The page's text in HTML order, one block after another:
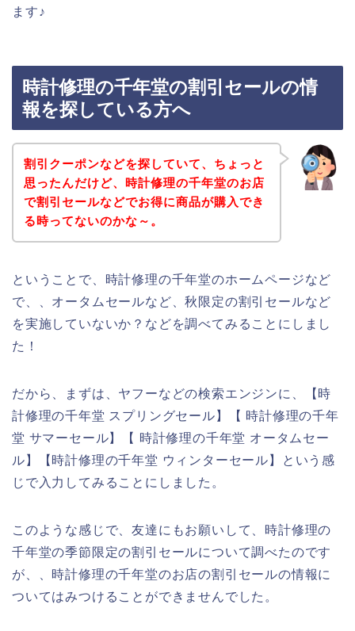
ます♪
時計修理の千年堂の割引セールの情
報を探している方へ
割引クーポンなどを探していて、ちょっと
思ったんだけど、時計修理の千年堂のお店
で割引セールなどでお得に商品が購入でき
る時ってないのかな～。
ということで、時計修理の千年堂のホームページなど
で、、オータムセールなど、秋限定の割引セールなど
を実施していないか？などを調べてみることにしまし
た！
だから、まずは、ヤフーなどの検索エンジンに、【時
計修理の千年堂 スプリングセール】【 時計修理の千年
堂 サマーセール】【 時計修理の千年堂 オータムセー
ル】【時計修理の千年堂 ウィンターセール】という感
じで入力してみることにしました。
このような感じで、友達にもお願いして、時計修理の
千年堂の季節限定の割引セールについて調べたのです
が、、時計修理の千年堂のお店の割引セールの情報に
ついてはみつけることができませんでした。